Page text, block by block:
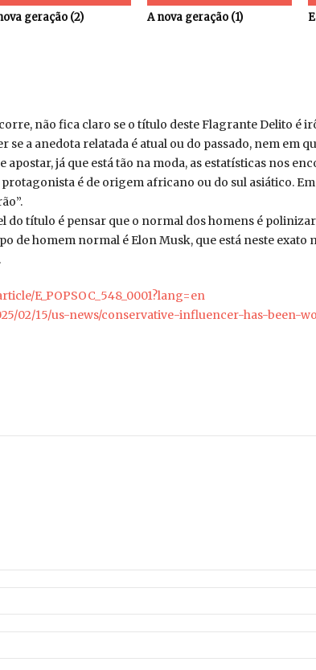
geração (2) A nova geração (1)
não fica claro se o título deste Flagrante Delito é
se a anedota relatada é atual ou do passado, nem em
apostar, já que está tão na moda, as estatísticas nos
é de origem africano ou do sul asiático.
do título é pensar que o normal dos homens é
de homem normal é Elon Musk, que está neste
E_POPSOC_548_0001?lang=en
02/15/us-news/conservative-influencer-has-